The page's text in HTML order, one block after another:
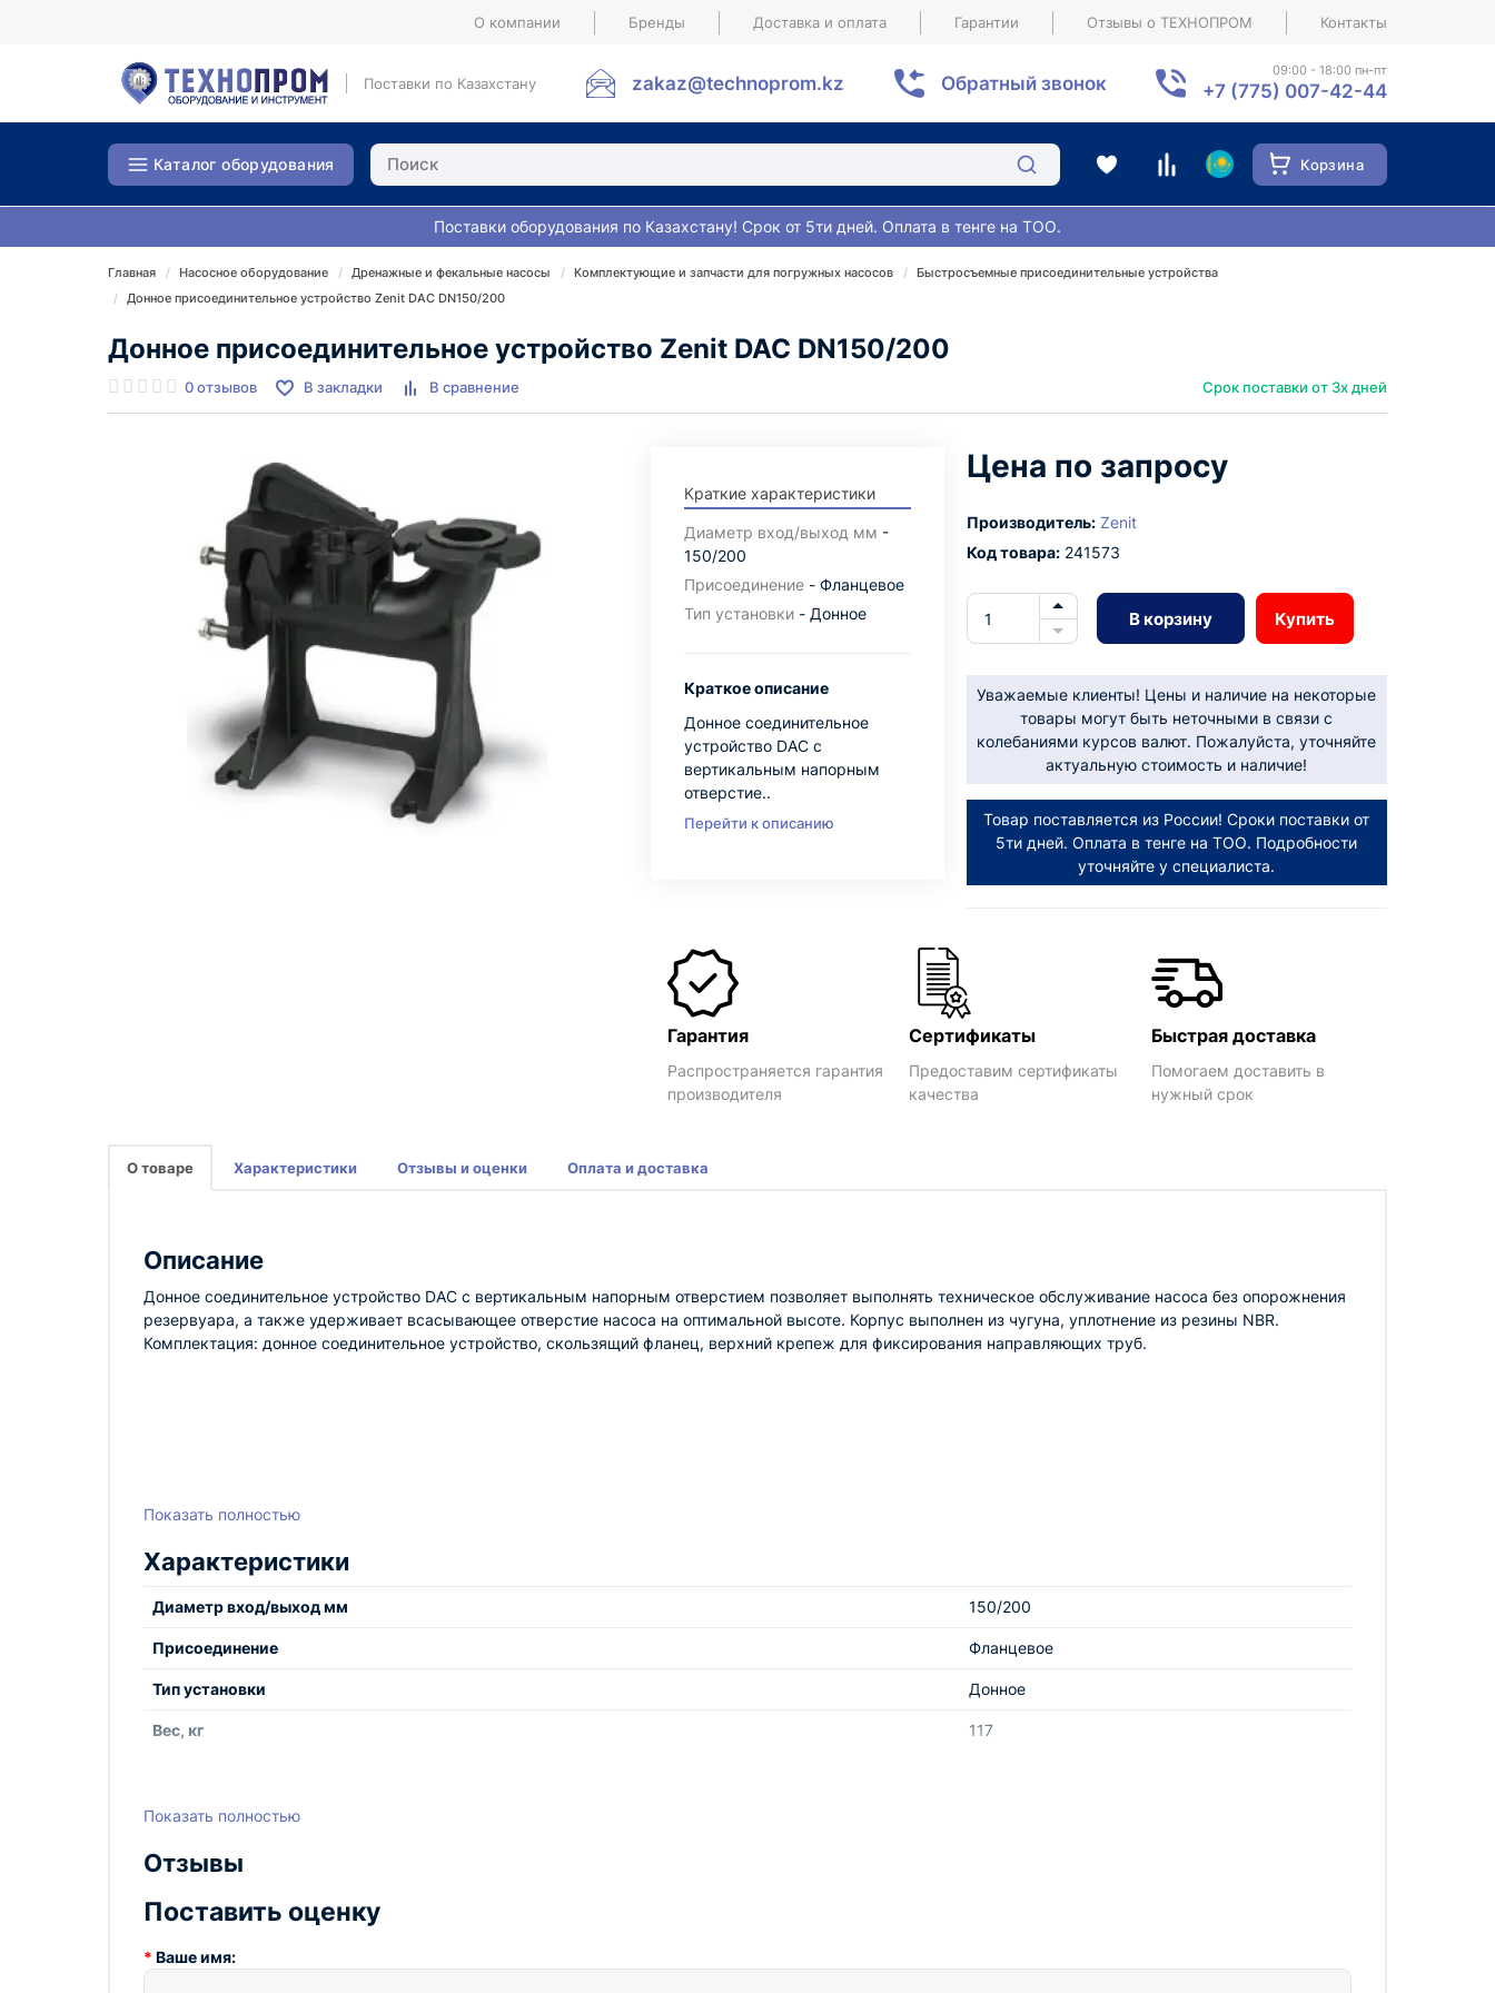
О компании Бренды Доставка и оплата Гарантии Отзывы о ТЕХНОПРОМ Контакты
Поставки по Казахстану zakaz@technoprom.kz Обратный звонок
09:00 - 18:00 пн-пт
+7 (775) 007-42-44
Каталог оборудования Корзина
Поставки оборудования по Казахстану! Срок от 5ти дней. Оплата в тенге на ТОО.
Главная Насосное оборудование Дренажные и фекальные насосы Комплектующие и запчасти для погружных насосов
Быстросъемные присоединительные устройства
Донное присоединительное устройство Zenit DAC DN150/200
Донное присоединительное устройство Zenit DAC DN150/200
0 отзывов В закладки В сравнение Срок поставки от 3х дней
Краткие характеристики
Диаметр вход/выход мм -
150/200
Присоединение- Фланцевое
Тип установки- Донное
Краткое описание
Донное соединительное
устройство DAC с
вертикальным напорным
отверстие..
Перейти к описанию
Цена по запросу
Производитель: Zenit
Код товара:241573
В корзину Купить
Уважаемые клиенты! Цены и наличие на некоторые
товары могут быть неточными в связи с
колебаниями курсов валют. Пожалуйста, уточняйте
актуальную стоимость и наличие!
Товар поставляется из России! Сроки поставки от
5ти дней. Оплата в тенге на ТОО. Подробности
уточняйте у специалиста.
Гарантия
Распространяется гарантия
производителя
Сертификаты
Предоставим сертификаты
качества
Быстрая доставка
Помогаем доставить в
нужный срок
О товаре Характеристики Отзывы и оценки Оплата и доставка
Описание
Донное соединительное устройство DAC с вертикальным напорным отверстием позволяет выполнять техническое обслуживание насоса без опорожнения
резервуара, а также удерживает всасывающее отверстие насоса на оптимальной высоте. Корпус выполнен из чугуна, уплотнение из резины NBR.
Комплектация: донное соединительное устройство, скользящий фланец, верхний крепеж для фиксирования направляющих труб.
Показать полностью
Характеристики
Диаметр вход/выход мм 150/200
Присоединение Фланцевое
Тип установки Донное
Вес, кг 117
Показать полностью
Отзывы
Поставить оценку
Ваше имя: